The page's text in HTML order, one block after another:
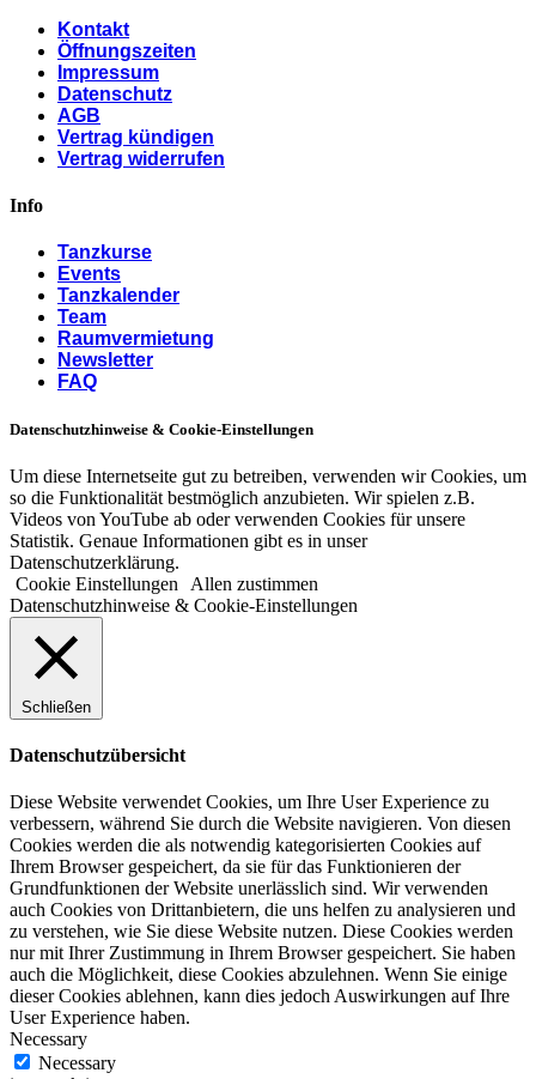
Kontakt
Öffnungszeiten
Impressum
Datenschutz
AGB
Vertrag kündigen
Vertrag widerrufen
Info
Tanzkurse
Events
Tanzkalender
Team
Raumvermietung
Newsletter
FAQ
Datenschutzhinweise & Cookie-Einstellungen
Um diese Internetseite gut zu betreiben, verwenden wir Cookies, um
so die Funktionalität bestmöglich anzubieten. Wir spielen z.B.
Videos von YouTube ab oder verwenden Cookies für unsere
Statistik. Genaue Informationen gibt es in unser
Datenschutzerklärung.
Cookie Einstellungen
Allen zustimmen
Datenschutzhinweise & Cookie-Einstellungen
Schließen
Datenschutzübersicht
Diese Website verwendet Cookies, um Ihre User Experience zu
verbessern, während Sie durch die Website navigieren. Von diesen
Cookies werden die als notwendig kategorisierten Cookies auf
Ihrem Browser gespeichert, da sie für das Funktionieren der
Grundfunktionen der Website unerlässlich sind. Wir verwenden
auch Cookies von Drittanbietern, die uns helfen zu analysieren und
zu verstehen, wie Sie diese Website nutzen. Diese Cookies werden
nur mit Ihrer Zustimmung in Ihrem Browser gespeichert. Sie haben
auch die Möglichkeit, diese Cookies abzulehnen. Wenn Sie einige
dieser Cookies ablehnen, kann dies jedoch Auswirkungen auf Ihre
User Experience haben.
Necessary
Necessary